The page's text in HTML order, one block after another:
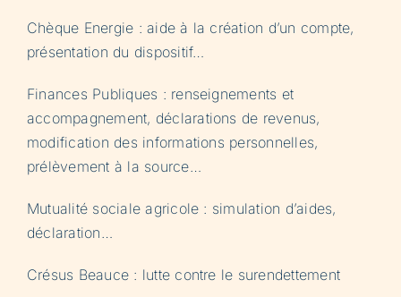
Chèque Energie : aide à la création d’un compte,
présentation du dispositif…
Finances Publiques : renseignements et
accompagnement, déclarations de revenus,
modification des informations personnelles,
prélèvement à la source…
Mutualité sociale agricole : simulation d’aides,
déclaration…
Crésus Beauce : lutte contre le surendettement